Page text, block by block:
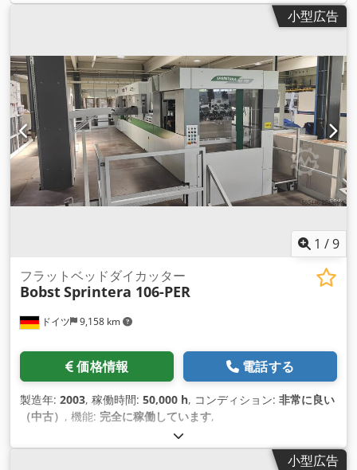
小型広告
1 /9
ドイツ 9,158 km
フラットベッドダイカッター
BobstSprintera 106-PER
価格情報 電話する
製造年: 2003, 稼働時間: 50,000 h, コンディション: 非常に良い
（中古） , 機能: 完全に稼働しています,
小型広告